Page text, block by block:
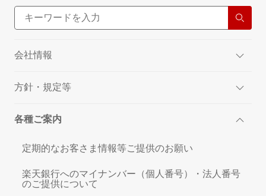
会社情報
方針・規定等
各種ご案内
定期的なお客さま情報等ご提供のお願い
楽天銀行へのマイナンバー（個人番号）・法人番号
のご提供について